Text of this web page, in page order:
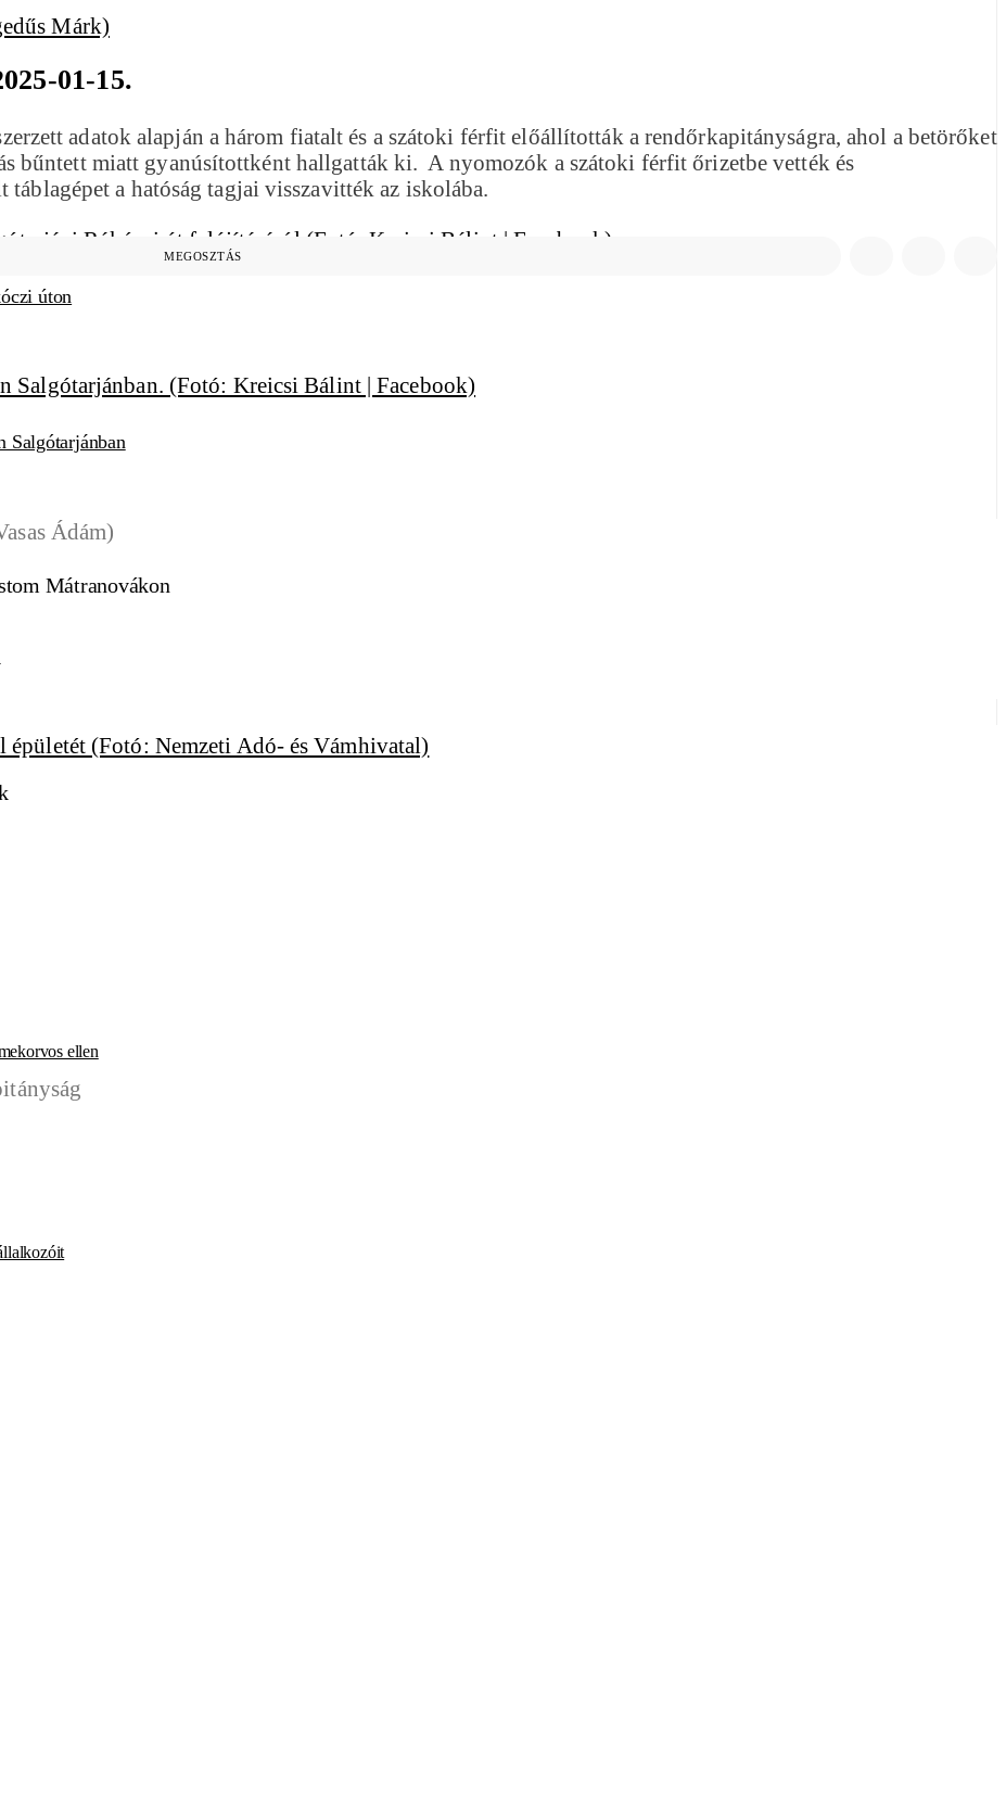
úton
Salgótarjánban
01-15.
adatok alapján a három fiatalt és a szátoki férfit előállították a rendőrkapitányságra, ahol a betörőket
bűntett miatt gyanúsítottként hallgatták ki. A nyomozók a szátoki férfit őrizetbe vették és
a hatóság tagjai visszavitték az iskolába.
MEGOSZTÁS
Mátranovákon
ellen